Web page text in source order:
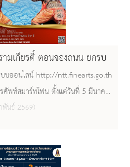
ามเกียรติ์ ตอนจองถนน ยกรบ
บบออนไลน์ http://ntt.finearts.go.th
ศัพท์สมาร์ทโฟน ตั้งแต่วันที่ 5 มีนาคม
นธ์ 2569)